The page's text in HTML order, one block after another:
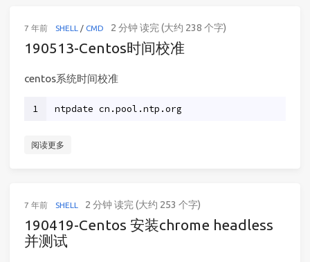
7 年前 SHELL / CMD 2 分钟 读完 (大约 238 个字)
190513-Centos时间校准
centos系统时间校准
1 ntpdate cn.pool.ntp.org
阅读更多
7 年前 SHELL 2 分钟 读完 (大约 253 个字)
190419-Centos 安装chrome headless
并测试